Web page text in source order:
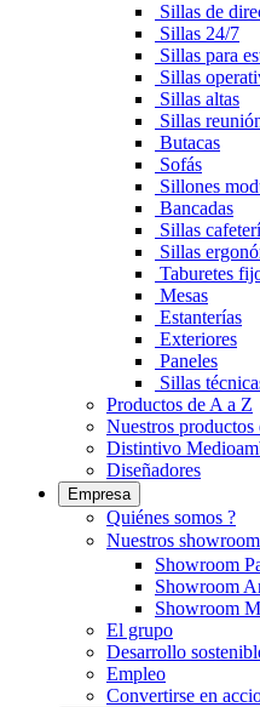
Sillas de
Sillas 24/7
Sillas para
Sillas
Sillas altas
Sillas
Butacas
Sofás
Sillones
Bancadas
Sillas
Sillas
Taburetes
Mesas
Estanterías
Exteriores
Paneles
Sillas
Productos de A a Z
Nuestros productos
Distintivo
Diseñadores
Empresa
Quiénes somos ?
Nuestros
Showroom
Showroom
Showroom
El grupo
Desarrollo
Empleo
Convertirse en